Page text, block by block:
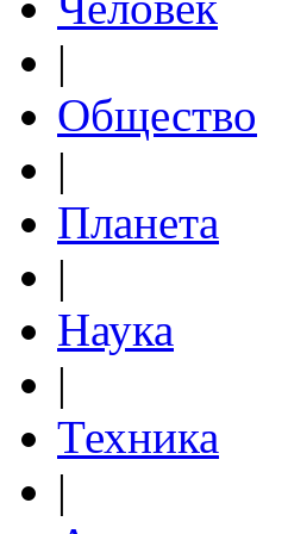
|
Общество
|
Планета
|
Наука
|
Техника
|